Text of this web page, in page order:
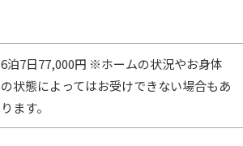
6泊7日77,000円 ※ホームの状況やお身体
の状態によってはお受けできない場合もあ
ります。